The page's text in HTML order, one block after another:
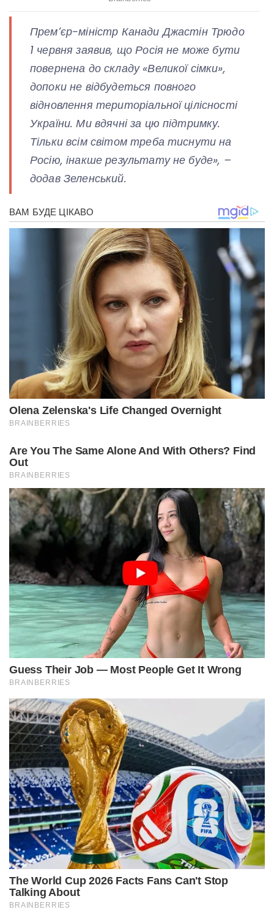
Прем’єр-міністр Канади Джастін Трюдо
1 червня заявив, що Росія не може бути
повернена до складу «Великої сімки»,
допоки не відбудеться повного
відновлення територіальної цілісності
України. Ми вдячні за цю підтримку.
Тільки всім світом треба тиснути на
Росію, інакше результату не буде», –
додав Зеленський.